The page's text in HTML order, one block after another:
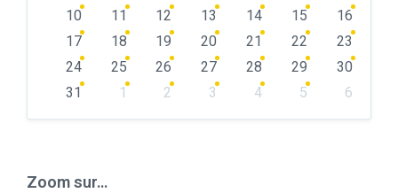
10
11 12 13 14 15
16
17
18 19 20 21 22
23
24
25 26 27 28 29
30
31
1 2 3 4 5
6
Zoom sur…